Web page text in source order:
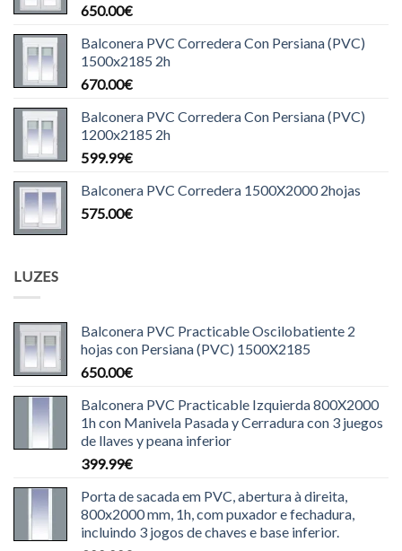
650.00€
Balconera PVC Corredera Con Persiana (PVC)
1500x2185 2h
670.00€
Balconera PVC Corredera Con Persiana (PVC)
1200x2185 2h
599.99€
Balconera PVC Corredera 1500X2000 2hojas
575.00€
LUZES
Balconera PVC Practicable Oscilobatiente 2
hojas con Persiana (PVC) 1500X2185
650.00€
Balconera PVC Practicable Izquierda 800X2000
1h con Manivela Pasada y Cerradura con 3 juegos
de llaves y peana inferior
399.99€
Porta de sacada em PVC, abertura à direita,
800x2000 mm, 1h, com puxador e fechadura,
incluindo 3 jogos de chaves e base inferior.